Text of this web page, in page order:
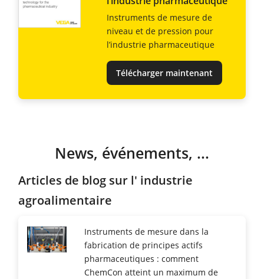
Instruments de mesure de
niveau et de pression pour
l’industrie pharmaceutique
Télécharger maintenant
News, événements, ...
Articles de blog sur l' industrie
agroalimentaire
Instruments de mesure dans la
fabrication de principes actifs
pharmaceutiques : comment
ChemCon atteint un maximum de